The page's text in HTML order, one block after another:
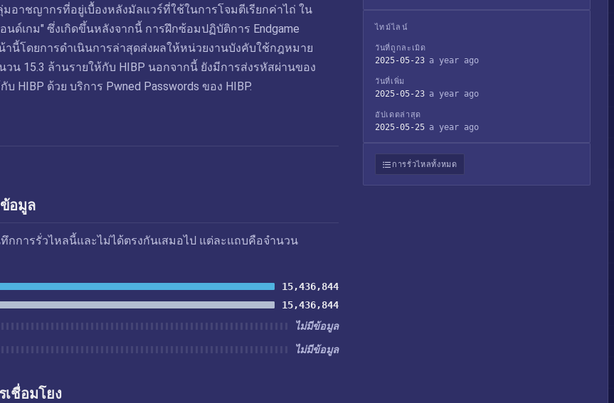
อาชญากรที่อยู่เบื้องหลังมัลแวร์ที่ใช้ในการโจมตีเรียกค่าไถ่ ใน
นด์เกม" ซึ่งเกิดขึ้นหลังจากนี้ การฝึกซ้อมปฏิบัติการ Endgame
นี้โดยการดำเนินการล่าสุดส่งผลให้หน่วยงานบังคับใช้กฎหมาย
วน 15.3 ล้านรายให้กับ HIBP นอกจากนี้ ยังมีการส่งรหัสผ่านของ
บ HIBP ด้วย บริการ Pwned Passwords ของ HIBP.
อมูล
กการรั่วไหลนี้และไม่ได้ตรงกันเสมอไป แต่ละแถบคือจำนวน
15,436,844
15,436,844
ไม่มีข้อมูล
ไม่มีข้อมูล
เชื่อมโยง
ไทม์ไลน์
วันที่ถูกละเมิด
2025-05-23 a year ago
วันที่เพิ่ม
2025-05-23 a year ago
อัปเดตล่าสุด
2025-05-25 a year ago
การรั่วไหลทั้งหมด